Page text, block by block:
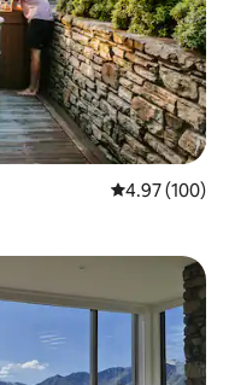
औसत रेटिंग 5 में से
4.97 (100)